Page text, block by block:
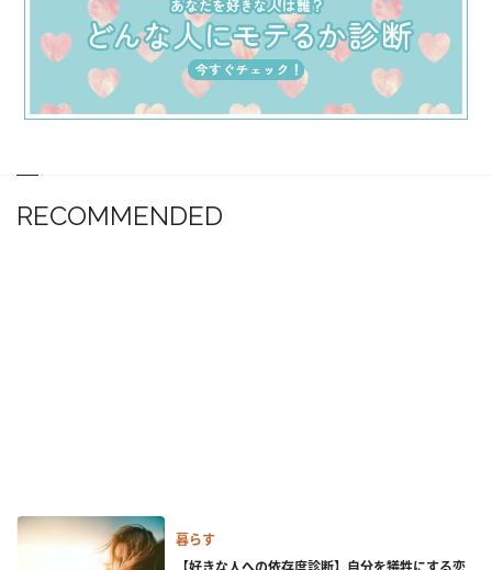
RECOMMENDED
暮らす